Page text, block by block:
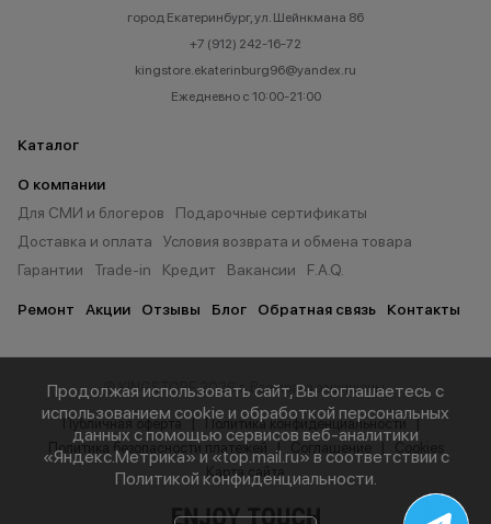
город Екатеринбург, ул. Шейнкмана 86
+7 (912) 242-16-72
kingstore.ekaterinburg96@yandex.ru
Ежедневно с 10:00-21:00
Каталог
О компании
Для СМИ и блогеров
Подарочные сертификаты
Доставка и оплата
Условия возврата и обмена товара
Гарантии
Trade-in Кредит Вакансии F.A.Q.
Ремонт Акции Отзывы Блог Обратная связь Контакты
© KINGSTORE 2026 г. Все права защищены.
Публичная оферта
Политика конфиденциальности
Политика безопасности платежей
Карта сайта
Продолжая использовать сайт, Вы соглашаетесь с
использованием cookie и обработкой персональных
данных с помощью сервисов веб-аналитики
«Яндекс.Метрика» и «top.mail.ru» в соответствии с
Политикой конфиденциальности.